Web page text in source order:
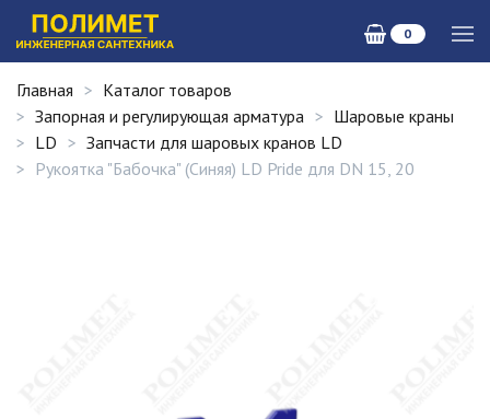
0
Главная
Каталог товаров
Запорная и регулирующая арматура
Шаровые краны
LD
Запчасти для шаровых кранов LD
Рукоятка "Бабочка" (Синяя) LD Pride для DN 15, 20